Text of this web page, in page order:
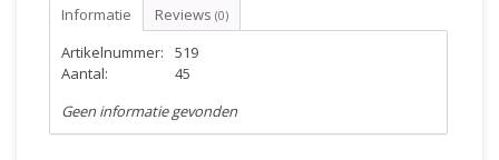
Informatie Reviews (0)
Artikelnummer:
519
Aantal:
45
Geen informatie gevonden